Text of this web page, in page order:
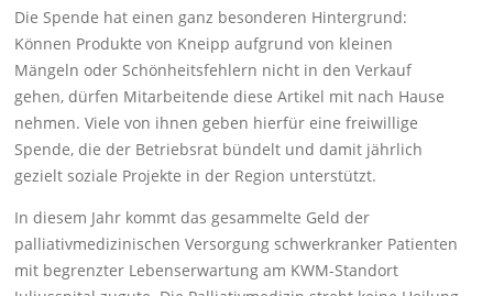
Die Spende hat einen ganz besonderen Hintergrund:
Können Produkte von Kneipp aufgrund von kleinen
Mängeln oder Schönheitsfehlern nicht in den Verkauf
gehen, dürfen Mitarbeitende diese Artikel mit nach Hause
nehmen. Viele von ihnen geben hierfür eine freiwillige
Spende, die der Betriebsrat bündelt und damit jährlich
gezielt soziale Projekte in der Region unterstützt.
In diesem Jahr kommt das gesammelte Geld der
palliativmedizinischen Versorgung schwerkranker Patienten
mit begrenzter Lebenserwartung am KWM-Standort